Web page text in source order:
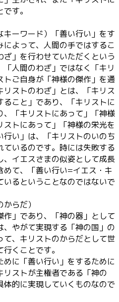
す。
ーワード）「善い行い」をす
よって、人間の手ではするこ
」を行わせていただくという
人間のわざ」ではなく「キリ
ご自身が「神様の傑作」を通
リストのわざ」とは、「キリス
ること」であり、「キリストに
「キリストにあって」「神様
トにあって」「神様の栄光を
い」は、「キリストのいのち
いるのです。時には失敗する
、イエスさまの似姿として成長
めて、「善い行い=イエス・キ
いるということなのではないで
らだ）
」であり、「神の器」として
やがて実現する「神の国」の
、キリストのからだとして世
くことです。
に「善い行い」をするために
ストが主権者である「神の
的に実現していくものなので